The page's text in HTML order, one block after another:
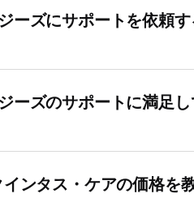
ーズにサポートを依頼
ーズのサポートに満足
ンタス・ケアの価格を